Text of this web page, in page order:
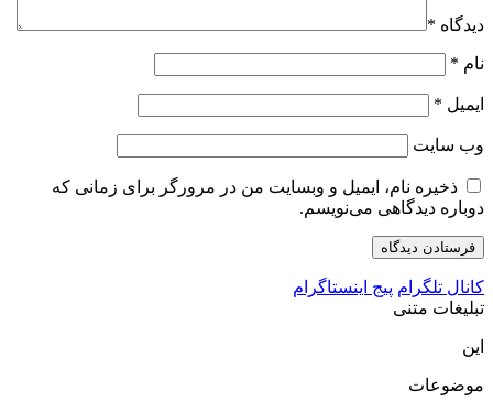
دیدگاه *
نام *
ایمیل *
وب‌ سایت
ذخیره نام، ایمیل و وبسایت من در مرورگر برای زمانی که
دوباره دیدگاهی می‌نویسم.
کانال تلگرام پیج اینستاگرام
تبلیغات متنی
این
موضوعات